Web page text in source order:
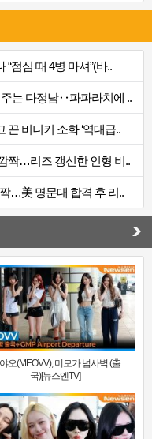
점심 때 4병 마셔”(바..
는 다정남‥파파라치에 ..
비니키 소화 ‘역대급..
짝…리즈 갱신한 인형 비..
…美 명문대 합격 후 리..
오(MEOVV), 미모가 넘사벽 (출
국)[뉴스엔TV]